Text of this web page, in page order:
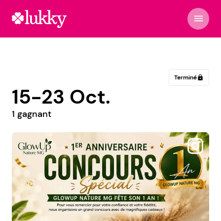
menu
Terminélock
15-23 Oct.
1 gagnant
@entrecasayelcole